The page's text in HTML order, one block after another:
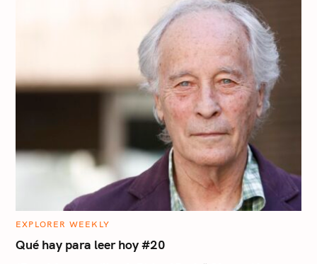
C
T
E
EXPLORER WEEKLY
Qué hay para leer hoy #20
h
f
: